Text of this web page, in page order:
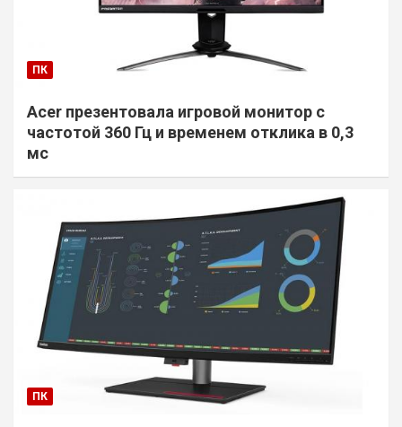
ПК
Acer презентовала игровой монитор с
частотой 360 Гц и временем отклика в 0,3
мс
ПК